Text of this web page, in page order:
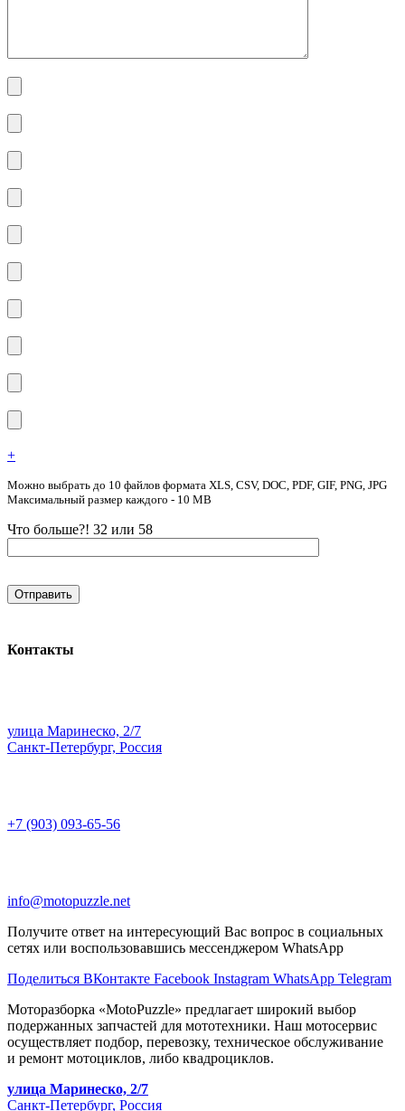
+
Можно выбрать до 10 файлов формата XLS, CSV, DOC, PDF, GIF, PNG, JPG
Максимальный размер каждого - 10 MB
Что больше?! 32 или 58
Контакты
улица Маринеско, 2/7
Санкт-Петербург, Россия
+7 (903) 093-65-56
info@motopuzzle.net
Получите ответ на интересующий Вас вопрос в социальных
сетях или воспользовавшись мессенджером WhatsApp
Поделиться ВКонтакте Facebook Instagram WhatsApp Telegram
Моторазборка «MotoPuzzle» предлагает широкий выбор
подержанных запчастей для мототехники. Наш мотосервис
осуществляет подбор, перевозку, техническое обслуживание
и ремонт мотоциклов, либо квадроциклов.
улица Маринеско, 2/7
Санкт-Петербург, Россия